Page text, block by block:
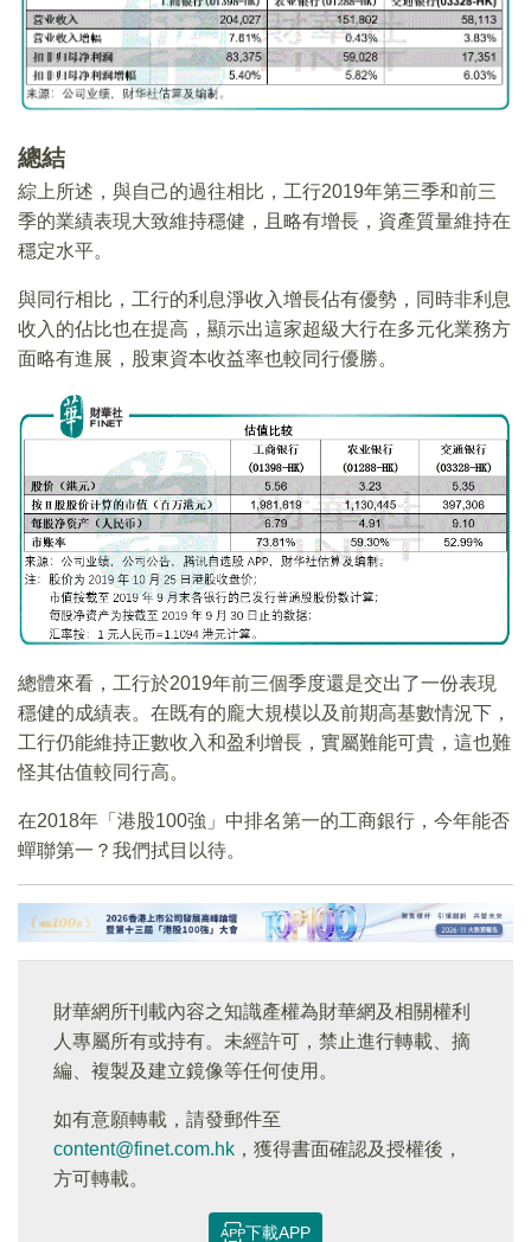
總結
綜上所述，與自己的過往相比，工行2019年第三季和前三
季的業績表現大致維持穩健，且略有增長，資產質量維持在
穩定水平。
與同行相比，工行的利息淨收入增長佔有優勢，同時非利息
收入的佔比也在提高，顯示出這家超級大行在多元化業務方
面略有進展，股東資本收益率也較同行優勝。
總體來看，工行於2019年前三個季度還是交出了一份表現
穩健的成績表。在既有的龐大規模以及前期高基數情況下，
工行仍能維持正數收入和盈利增長，實屬難能可貴，這也難
怪其估值較同行高。
在2018年「港股100強」中排名第一的工商銀行，今年能否
蟬聯第一？我們拭目以待。
財華網所刊載內容之知識產權為財華網及相關權利
人專屬所有或持有。未經許可，禁止進行轉載、摘
編、複製及建立鏡像等任何使用。
如有意願轉載，請發郵件至
content@finet.com.hk ，獲得書面確認及授權後，
方可轉載。
下載APP